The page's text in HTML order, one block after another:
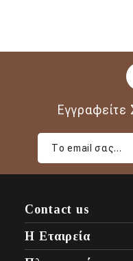
Contact us
Η Εταιρεία